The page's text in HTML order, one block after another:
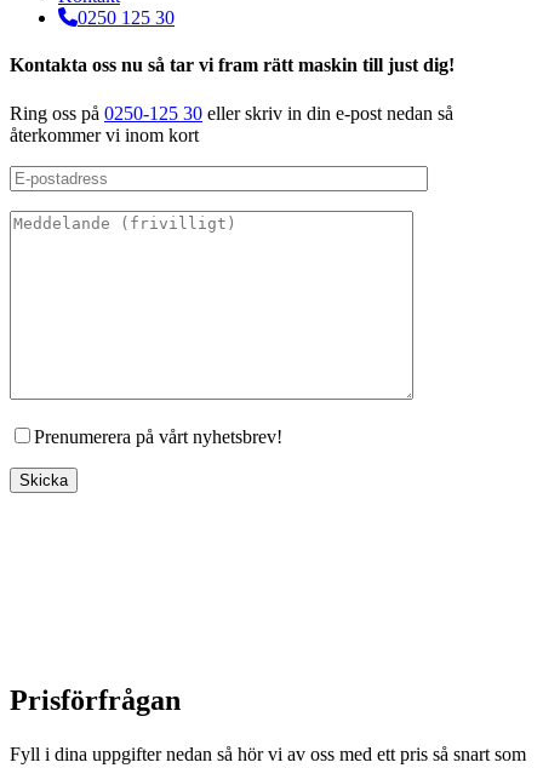
0250 125 30
Kontakta oss nu så tar vi fram rätt maskin till just dig!
Ring oss på 0250-125 30 eller skriv in din e-post nedan så
återkommer vi inom kort
Prenumerera på vårt nyhetsbrev!
Prisförfrågan
Fyll i dina uppgifter nedan så hör vi av oss med ett pris så snart som